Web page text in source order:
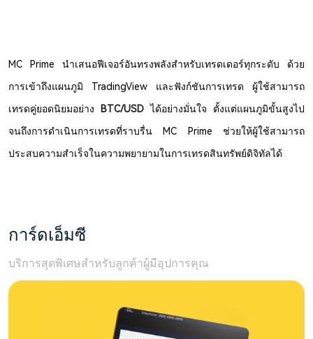
MC Prime นำเสนอฟีเจอร์อันทรงพลังสำหรับเทรดเดอร์ทุกระดับ ด้วย
การเข้าถึงแผนภูมิ TradingView และฟังก์ชันการเทรด ผู้ใช้สามารถ
เทรดคู่ยอดนิยมอย่าง
BTC/USD ได้อย่างมั่นใจ ตั้งแต่แผนภูมิขั้นสูงไป
จนถึงการดำเนินการเทรดที่ราบรื่น MC Prime ช่วยให้ผู้ใช้สามารถ
ประสบความสำเร็จในความพยายามในการเทรดสินทรัพย์ดิจิทัลได้
การ์ดเอ็มซี
บริการสุดพิเศษสำหรับลูกค้าผู้มีอุปการคุณ